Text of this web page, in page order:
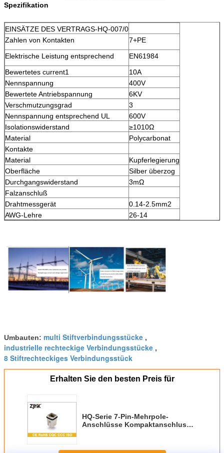
Spezifikation
EINSÄTZE DES VERTRAGS-HQ-007/0
Zahlen von Kontakten
7+PE
Elektrische Leistung entsprechend
EN61984
Bewertetes current1
10A
Nennspannung
400V
Bewertete Antriebspannung
6KV
Verschmutzungsgrad
3
Nennspannung entsprechend UL
600V
Isolationswiderstand
≥1010Ω
Material
Polycarbonat
Kontakte
Material
Kupferlegierung
Oberfläche
Silber überzog
Durchgangswiderstand
3mΩ
Falzanschluß
Drahtmessgerät
0.14-2.5mm2
AWG-Lehre
26-14
Umbauten: multi Stiftverbindungsstücke ,
industrielle rechteckige Verbindungsstücke ,
8 Stiftrechteckiges Verbindungsstück
Erhalten Sie den besten Preis für
HQ-Serie 7-Pin-Mehrpole-
Anschlüsse Kompaktanschluss